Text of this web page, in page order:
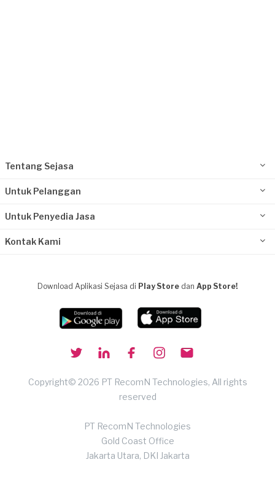
Tentang Sejasa
Untuk Pelanggan
Untuk Penyedia Jasa
Kontak Kami
Download Aplikasi Sejasa di Play Store dan App Store!
Copyright© 2026 PT RecomN Technologies, All rights
reserved
PT RecomN Technologies
Gold Coast Office
Jakarta Utara, DKI Jakarta